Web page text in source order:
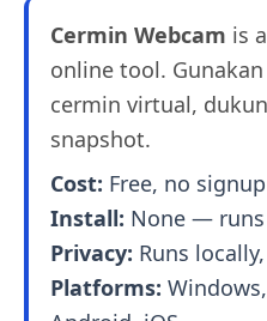
Cermin Webcam is
online tool.
cermin virtual,
snapshot.
Cost: Free, no signup
Install: None —
Privacy: Runs
Platforms: